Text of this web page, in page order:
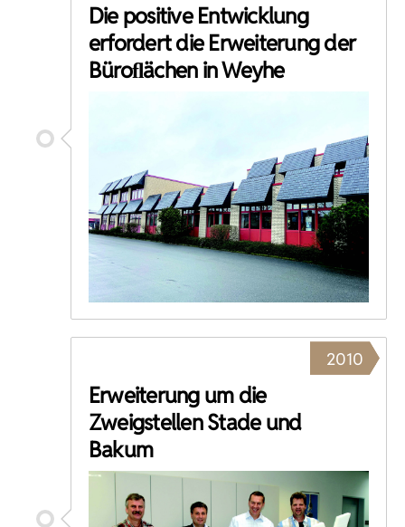
Die positive Entwicklung
erfordert die Erweiterung der
Büroﬂächen in Weyhe
2010
Erweiterung um die
Zweigstellen Stade und
Bakum